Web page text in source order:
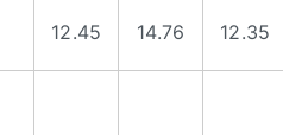
12.45 14.76 12.35